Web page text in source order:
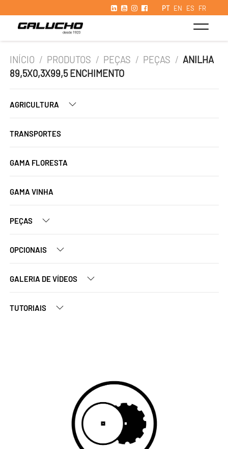
PT EN ES FR
INÍCIO / PRODUTOS / PEÇAS / PEÇAS / ANILHA
89,5X0,3X99,5 ENCHIMENTO
AGRICULTURA
TRANSPORTES
GAMA FLORESTA
GAMA VINHA
PEÇAS
OPCIONAIS
GALERIA DE VÍDEOS
TUTORIAIS